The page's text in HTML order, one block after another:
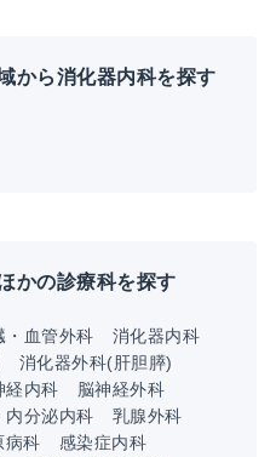
から消化器内科を探す
かの診療科を探す
・血管外科
消化器内科
消化器外科(肝胆膵)
経内科
脳神経外科
内分泌内科
乳腺外科
病科
感染症内科